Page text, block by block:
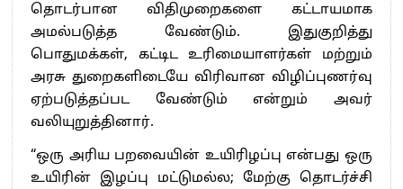
தொடர்பான விதிமுறைகளை கட்டாயமாக
அமல்படுத்த வேண்டும். இதுகுறித்து
பொதுமக்கள், கட்டிட உரிமையாளர்கள் மற்றும்
அரசு துறைகளிடையே விரிவான விழிப்புணர்வு
ஏற்படுத்தப்பட வேண்டும் என்றும் அவர்
வலியுறுத்தினார்.
“ஒரு அரிய பறவையின் உயிரிழப்பு என்பது ஒரு
உயிரின் இழப்பு மட்டுமல்ல; மேற்கு தொடர்ச்சி